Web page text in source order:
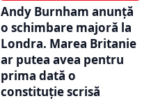
Andy Burnham anunță
o schimbare majoră la
Londra. Marea Britanie
ar putea avea pentru
prima dată o
constituție scrisă